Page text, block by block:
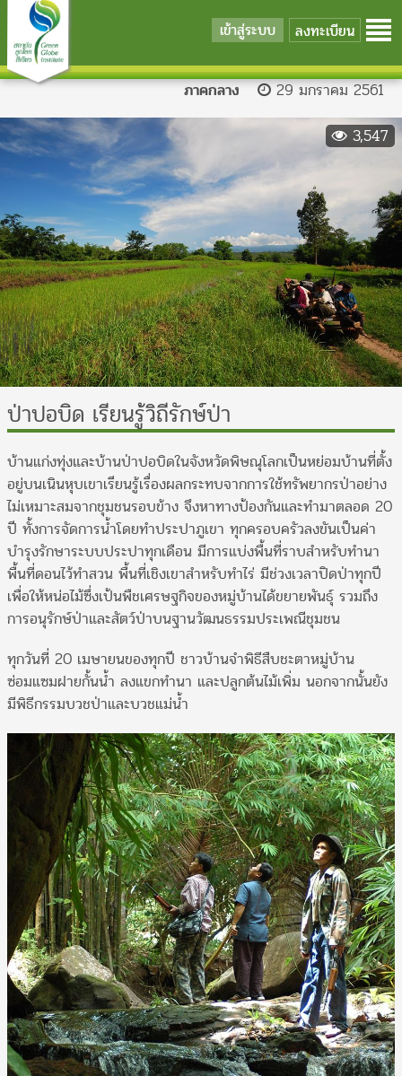
เข้าสู่ระบบ ลงทะเบียน
ภาคกลาง
29 มกราคม 2561
3,547
ป่าปอบิด เรียนรู้วิถีรักษ์ป่า
บ้านแก่งทุ่งและบ้านป่าปอบิดในจังหวัดพิษณุโลกเป็นหย่อมบ้านที่ตั้ง
อยู่บนเนินหุบเขาเรียนรู้เรื่องผลกระทบจากการใช้ทรัพยากรป่าอย่าง
ไม่เหมาะสมจากชุมชนรอบข้าง จึงหาทางป้องกันและทำมาตลอด 20
ปี ทั้งการจัดการน้ำโดยทำประปาภูเขา ทุกครอบครัวลงขันเป็นค่า
บำรุงรักษาระบบประปาทุกเดือน มีการแบ่งพื้นที่ราบสำหรับทำนา
พื้นที่ดอนไว้ทำสวน พื้นที่เชิงเขาสำหรับทำไร่ มีช่วงเวลาปิดป่าทุกปี
เพื่อให้หน่อไม้ซึ่งเป้นพืชเศรษฐกิจของหมู่บ้านได้ขยายพันธุ์ รวมถึง
การอนุรักษ์ป่าและสัตว์ป่าบนฐานวัฒนธรรมประเพณีชุมชน
ทุกวันที่ 20 เมษายนของทุกปี ชาวบ้านจำพิธีสืบชะตาหมู่บ้าน
ซ่อมแซมฝายกั้นน้ำ ลงแขกทำนา และปลูกต้นไม้เพิ่ม นอกจากนั้นยัง
มีพิธีกรรมบวชป่าและบวชแม่น้ำ